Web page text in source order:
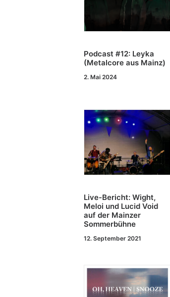
Podcast #12: Leyka
(Metalcore aus Mainz)
2. Mai 2024
Live-Bericht: Wight,
Meloi und Lucid Void
auf der Mainzer
Sommerbühne
12. September 2021